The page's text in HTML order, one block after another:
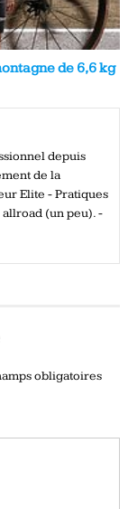
de 6,6 kg
depuis
de la
Elite - Pratiques
(un peu). -
obligatoires